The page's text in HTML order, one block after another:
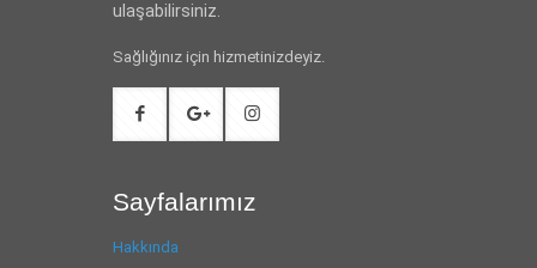
ulaşabilirsiniz.
Sağlığınız için hizmetinizdeyiz.
Sayfalarımız
Hakkında